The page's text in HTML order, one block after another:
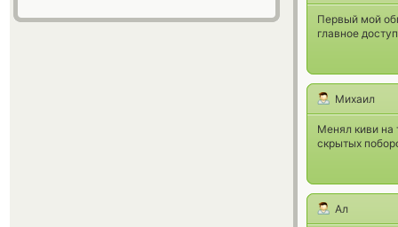
Первый мой
главное
Михаил
Менял киви на
скрытых
Ал